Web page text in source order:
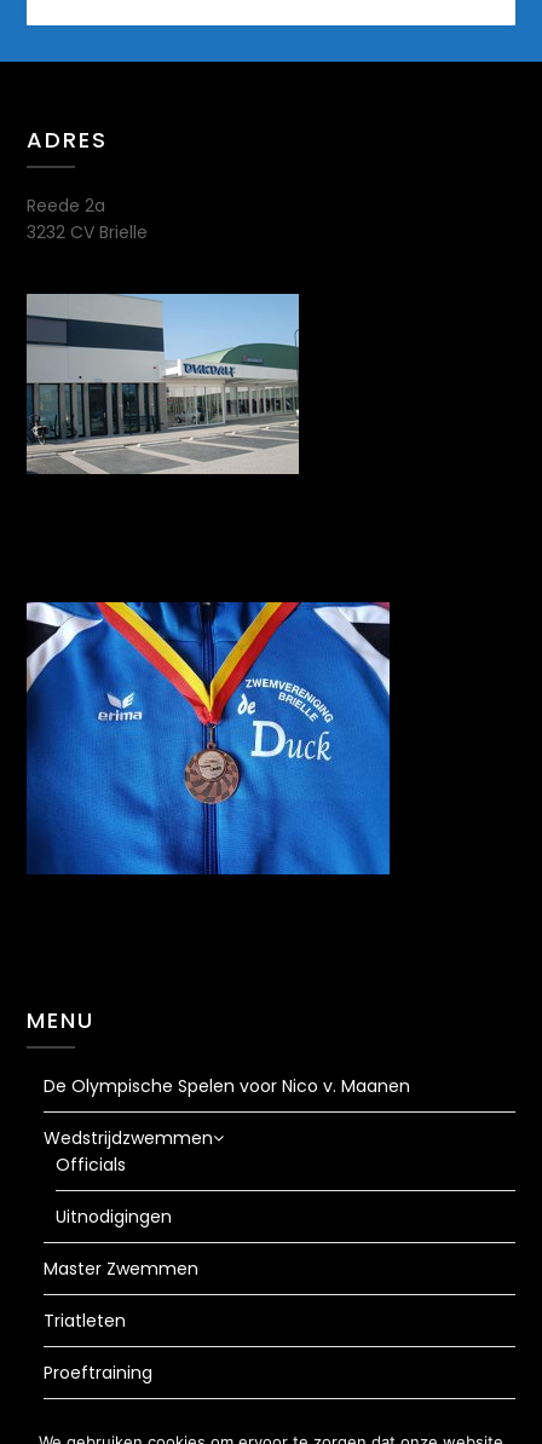
ADRES
Reede 2a
3232 CV Brielle
MENU
De Olympische Spelen voor Nico v. Maanen
Wedstrijdzwemmen
Officials
Uitnodigingen
Master Zwemmen
Triatleten
Proeftraining